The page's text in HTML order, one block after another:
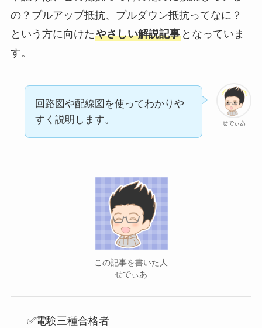
の？プルアップ抵抗、プルダウン抵抗ってなに？
という方に向けたやさしい解説記事となっていま
す。
せでぃあ
回路図や配線図を使ってわかりや
すく説明します。
この記事を書いた人
せでぃあ
✅電験三種合格者